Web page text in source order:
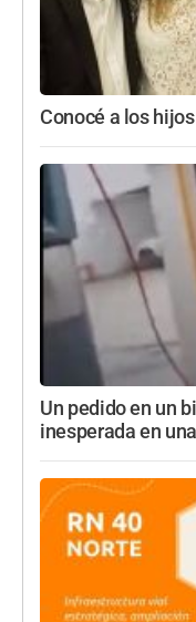
Conocé a los
Un pedido en un
inesperada en